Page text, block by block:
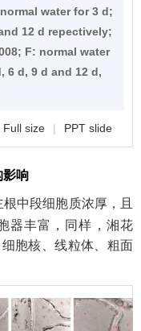
water for 3 d;
12 d repectively;
F: normal water
6 d, 9 d and 12 d,
Full size | PPT slide
影响
根中段细胞质浓厚，且
器丰富，同样，湘花
胞核、线粒体、粗面